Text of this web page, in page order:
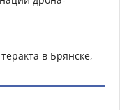
в Брянске,